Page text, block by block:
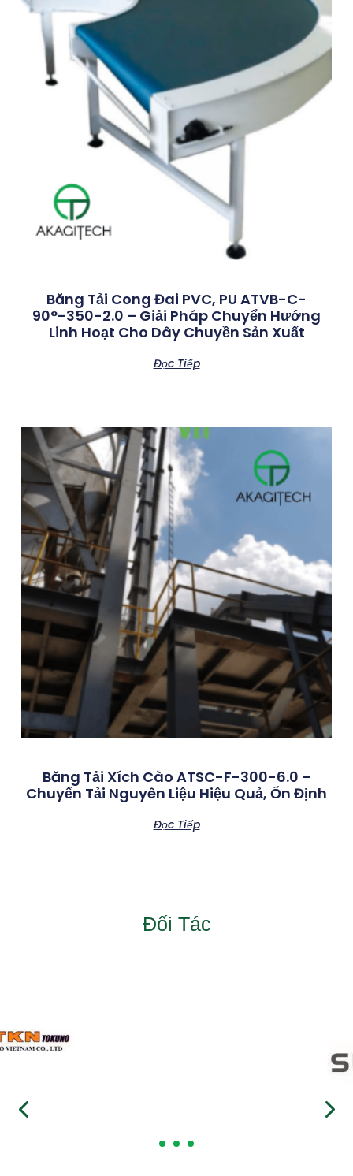
Băng Tải Cong Đai PVC, PU ATVB-C-
90°-350-2.0 – Giải Pháp Chuyển Hướng
Linh Hoạt Cho Dây Chuyền Sản Xuất
Đọc Tiếp
Băng Tải Xích Cào ATSC-F-300-6.0 –
Chuyển Tải Nguyên Liệu Hiệu Quả, Ổn Định
Đọc Tiếp
Đối Tác